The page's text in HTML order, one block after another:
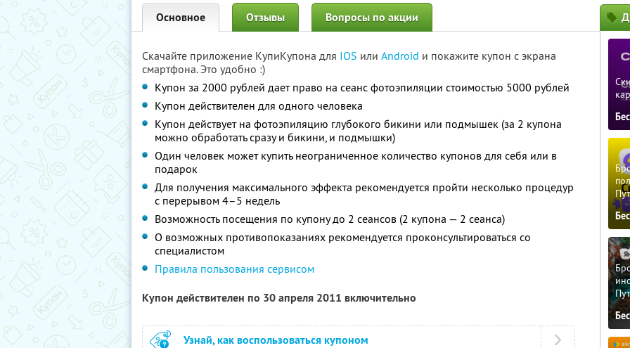
Основное Отзывы Вопросы по акции
Скачайте приложение КупиКупона для IOS или Android и покажите купон с экрана
смартфона. Это удобно :)
Купон за 2000 рублей дает право на сеанс фотоэпиляции стоимостью 5000 рублей
Купон действителен для одного человека
Купон действует на фотоэпиляцию глубокого бикини или подмышек (за 2 купона
можно обработать сразу и бикини, и подмышки)
Один человек может купить неограниченное количество купонов для себя или в
подарок
Для получения максимального эффекта рекомендуется пройти несколько процедур
с перерывом 4–5 недель
Возможность посещения по купону до 2 сеансов (2 купона — 2 сеанса)
О возможных противопоказаниях рекомендуется проконсультироваться со
специалистом
Правила пользования сервисом
Купон действителен по 30 апреля 2011 включительно
Узнай, как воспользоваться купоном